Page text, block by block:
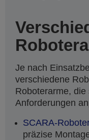
Je nach
verschiedene
Roboterarme,
Anforderungen
SCARA-
präzise